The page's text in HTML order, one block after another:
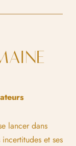
lancer dans
et ses